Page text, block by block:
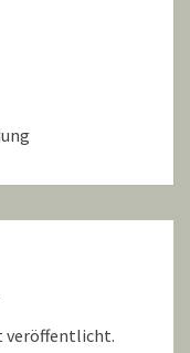
veröffentlicht.